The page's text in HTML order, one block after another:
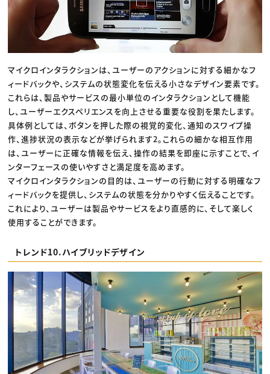
マイクロインタラクションは、ユーザーのアクションに対する細かなフ
ィードバックや、システムの状態変化を伝える小さなデザイン要素です。
これらは、製品やサービスの最小単位のインタラクションとして機能
し、ユーザーエクスペリエンスを向上させる重要な役割を果たします。
具体例としては、ボタンを押した際の視覚的変化、通知のスワイプ操
作、進捗状況の表示などが挙げられます2。これらの細かな相互作用
は、ユーザーに正確な情報を伝え、操作の結果を即座に示すことで、イ
ンターフェースの使いやすさと満足度を高めます。
マイクロインタラクションの目的は、ユーザーの行動に対する明確なフ
ィードバックを提供し、システムの状態を分かりやすく伝えることです。
これにより、ユーザーは製品やサービスをより直感的に、そして楽しく
使用することができます。
トレンド10.ハイブリッドデザイン